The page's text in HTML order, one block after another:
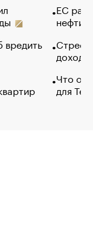
вредить
ЕС
нефти
Что
для